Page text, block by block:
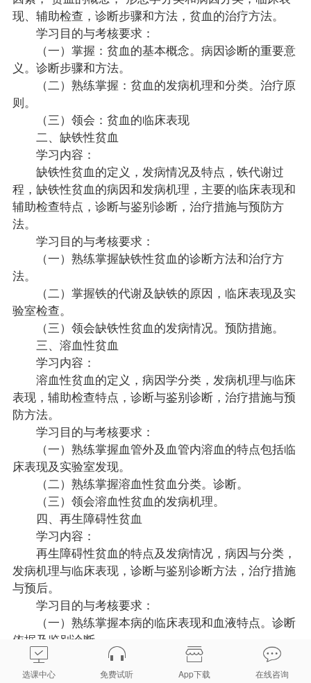
现、辅助检查，诊断步骤和方法，贫血的治疗方法。
学习目的与考核要求：
（一）掌握：贫血的基本概念。病因诊断的重要意
义。诊断步骤和方法。
（二）熟练掌握：贫血的发病机理和分类。治疗原
则。
（三）领会：贫血的临床表现
二、缺铁性贫血
学习内容：
缺铁性贫血的定义，发病情况及特点，铁代谢过
程，缺铁性贫血的病因和发病机理，主要的临床表现和
辅助检查特点，诊断与鉴别诊断，治疗措施与预防方
法。
学习目的与考核要求：
（一）熟练掌握缺铁性贫血的诊断方法和治疗方
法。
（二）掌握铁的代谢及缺铁的原因，临床表现及实
验室检查。
（三）领会缺铁性贫血的发病情况。预防措施。
三、溶血性贫血
学习内容：
溶血性贫血的定义，病因学分类，发病机理与临床
表现，辅助检查特点，诊断与鉴别诊断，治疗措施与预
防方法。
学习目的与考核要求：
（一）熟练掌握血管外及血管内溶血的特点包括临
床表现及实验室发现。
（二）熟练掌握溶血性贫血分类。诊断。
（三）领会溶血性贫血的发病机理。
四、再生障碍性贫血
学习内容：
再生障碍性贫血的特点及发病情况，病因与分类，
发病机理与临床表现，诊断与鉴别诊断方法，治疗措施
与预后。
学习目的与考核要求：
（一）熟练掌握本病的临床表现和血液特点。诊断
依据及鉴别诊断。
（二）熟练掌握再生障碍性贫血的发病机理。治疗
方法。
选课中心 免费试听 App下载 在线咨询